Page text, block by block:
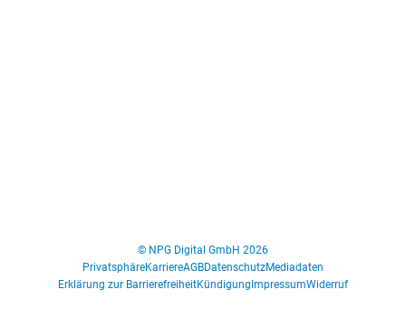
© NPG Digital GmbH 2026
PrivatsphäreKarriereAGBDatenschutzMediadaten
Erklärung zur BarrierefreiheitKündigung ImpressumWiderruf